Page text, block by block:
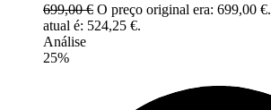
699,00€ O preço original era: 699,00 €.
atual é: 524,25 €.
Análise
25%